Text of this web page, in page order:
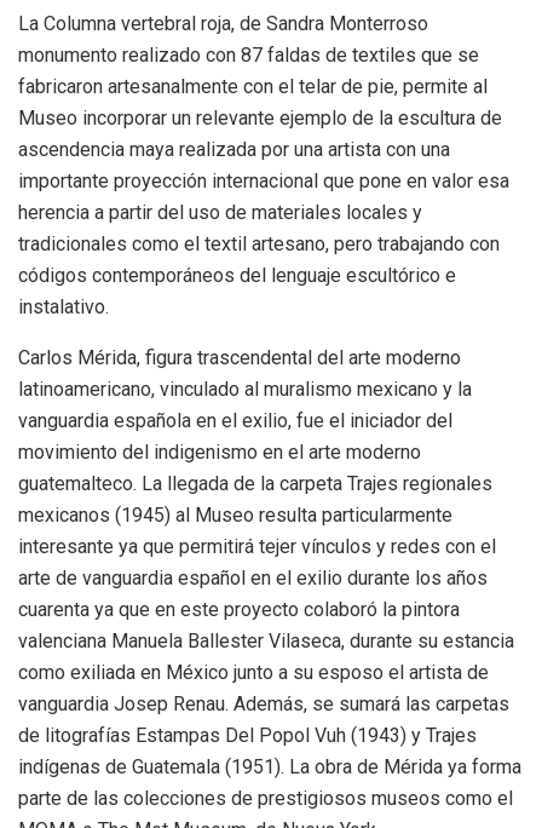
La Columna vertebral roja, de Sandra Monterroso
monumento realizado con 87 faldas de textiles que se
fabricaron artesanalmente con el telar de pie, permite al
Museo incorporar un relevante ejemplo de la escultura de
ascendencia maya realizada por una artista con una
importante proyección internacional que pone en valor esa
herencia a partir del uso de materiales locales y
tradicionales como el textil artesano, pero trabajando con
códigos contemporáneos del lenguaje escultórico e
instalativo.
Carlos Mérida, figura trascendental del arte moderno
latinoamericano, vinculado al muralismo mexicano y la
vanguardia española en el exilio, fue el iniciador del
movimiento del indigenismo en el arte moderno
guatemalteco. La llegada de la carpeta Trajes regionales
mexicanos (1945) al Museo resulta particularmente
interesante ya que permitirá tejer vínculos y redes con el
arte de vanguardia español en el exilio durante los años
cuarenta ya que en este proyecto colaboró la pintora
valenciana Manuela Ballester Vilaseca, durante su estancia
como exiliada en México junto a su esposo el artista de
vanguardia Josep Renau. Además, se sumará las carpetas
de litografías Estampas Del Popol Vuh (1943) y Trajes
indígenas de Guatemala (1951). La obra de Mérida ya forma
parte de las colecciones de prestigiosos museos como el